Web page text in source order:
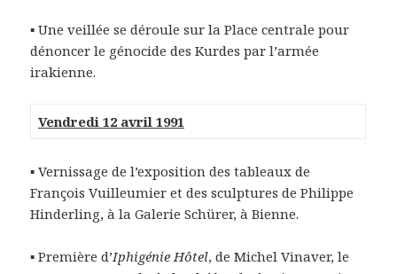
▪Une veillée se déroule sur la Place centrale pour
dénoncer le génocide des Kurdes par l’armée
irakienne.
Vendredi 12 avril 1991
▪ Vernissage de l’exposition des tableaux de
François Vuilleumier et des sculptures de Philippe
Hinderling, à la Galerie Schürer, à Bienne.
▪ Première d’Iphigénie Hôtel, de Michel Vinaver, le